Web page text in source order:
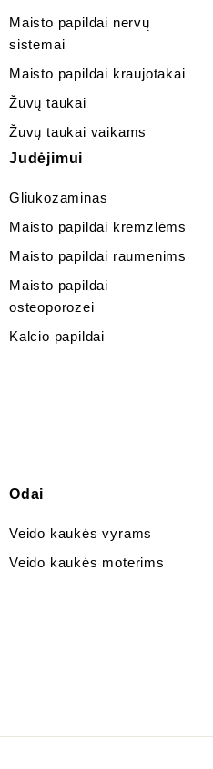
Maisto papildai nervų
sistemai
Maisto papildai kraujotakai
Žuvų taukai
Žuvų taukai vaikams
Judėjimui
Gliukozaminas
Maisto papildai kremzlėms
Maisto papildai raumenims
Maisto papildai
osteoporozei
Kalcio papildai
Odai
Veido kaukės vyrams
Veido kaukės moterims